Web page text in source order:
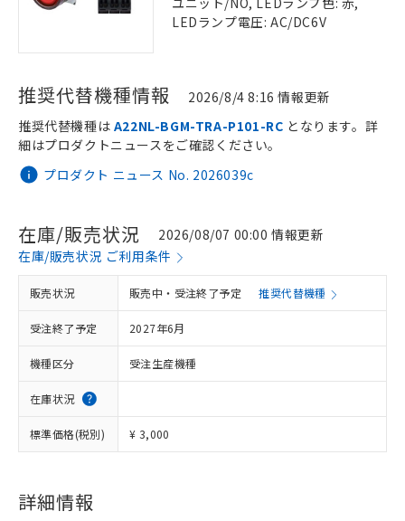
LEDランプ電圧: AC/DC6V
推奨代替機種情報 2026/8/4 8:16 情報更新
プロダクト ニュース No. 2026039c
推奨代替機種は A22NL-BGM-TRA-P101-RC となります。詳
細はプロダクトニュースをご確認ください。
在庫/販売状況
2026/08/07 00:00 情報更新
在庫/販売状況 ご利用条件
販売状況 販売中・受注終了予定 推奨代替機種
受注終了予定 2027年6月
機種区分 受注生産機種
在庫状況
標準価格(税別) ¥ 3,000
詳細情報